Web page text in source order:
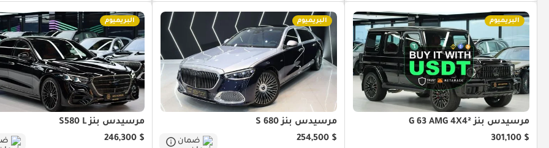
البريميوم
مرسيدس بنز G 63 AMG 4X4²
$ 301,100
البريميوم
مرسيدس بنز S 680
$ 254,500
ضمان
البريميوم
مرسيدس بنز S580 L
$ 246,300